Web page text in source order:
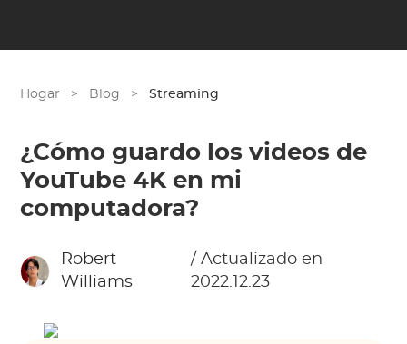
Hogar > Blog > Streaming
¿Cómo guardo los videos de
YouTube 4K en mi
computadora?
Robert
Williams
/ Actualizado en
2022.12.23